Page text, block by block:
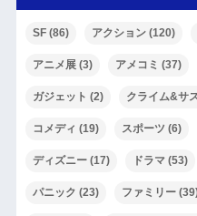
SF(86) アクション(120)
アニメ展(3) アメコミ (37)
ガジェット (2) クライム&サ
コメディ (19) スポーツ (6)
ディズニー(17) ドラマ(53)
パニック (23) ファミリー